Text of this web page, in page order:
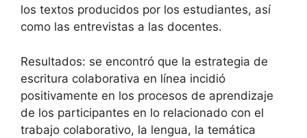
los textos producidos por los estudiantes, así
como las entrevistas a las docentes.
Resultados: se encontró que la estrategia de
escritura colaborativa en línea incidió
positivamente en los procesos de aprendizaje
de los participantes en lo relacionado con el
trabajo colaborativo, la lengua, la temática